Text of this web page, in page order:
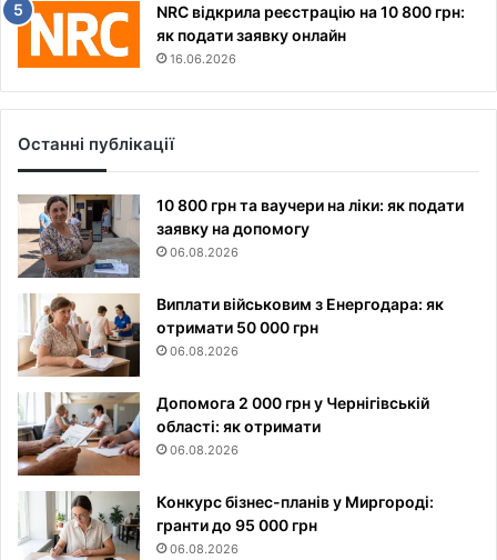
NRC відкрила реєстрацію на 10 800 грн:
як подати заявку онлайн
16.06.2026
Останні публікації
10 800 грн та ваучери на ліки: як подати
заявку на допомогу
06.08.2026
Виплати військовим з Енергодара: як
отримати 50 000 грн
06.08.2026
Допомога 2 000 грн у Чернігівській
області: як отримати
06.08.2026
Конкурс бізнес-планів у Миргороді:
гранти до 95 000 грн
06.08.2026